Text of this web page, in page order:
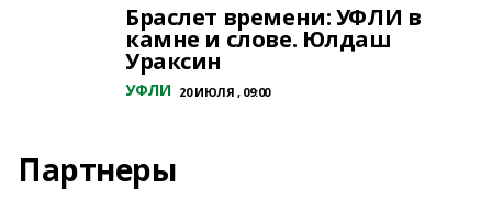
Браслет времени: УФЛИ в
камне и слове. Юлдаш
Ураксин
УФЛИ 20 ИЮЛЯ , 09:00
Партнеры